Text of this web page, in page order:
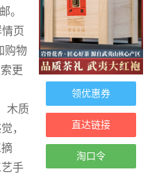
领优惠券
直达链接
淘口令
。
页
购物
更
木质
，
手